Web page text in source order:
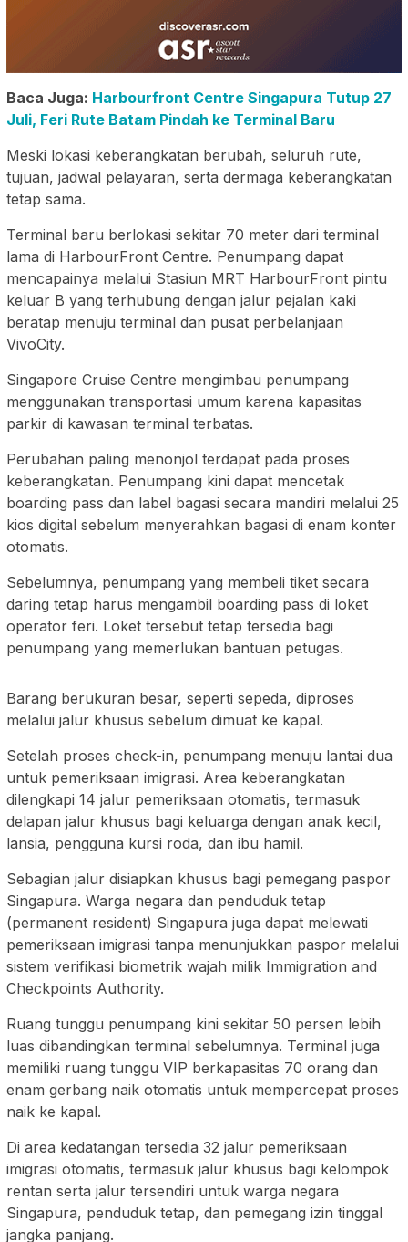
Baca Juga: Harbourfront Centre Singapura Tutup 27
Juli, Feri Rute Batam Pindah ke Terminal Baru
Meski lokasi keberangkatan berubah, seluruh rute,
tujuan, jadwal pelayaran, serta dermaga keberangkatan
tetap sama.
Terminal baru berlokasi sekitar 70 meter dari terminal
lama di HarbourFront Centre. Penumpang dapat
mencapainya melalui Stasiun MRT HarbourFront pintu
keluar B yang terhubung dengan jalur pejalan kaki
beratap menuju terminal dan pusat perbelanjaan
VivoCity.
Singapore Cruise Centre mengimbau penumpang
menggunakan transportasi umum karena kapasitas
parkir di kawasan terminal terbatas.
Perubahan paling menonjol terdapat pada proses
keberangkatan. Penumpang kini dapat mencetak
boarding pass dan label bagasi secara mandiri melalui 25
kios digital sebelum menyerahkan bagasi di enam konter
otomatis.
Sebelumnya, penumpang yang membeli tiket secara
daring tetap harus mengambil boarding pass di loket
operator feri. Loket tersebut tetap tersedia bagi
penumpang yang memerlukan bantuan petugas.
Barang berukuran besar, seperti sepeda, diproses
melalui jalur khusus sebelum dimuat ke kapal.
Setelah proses check-in, penumpang menuju lantai dua
untuk pemeriksaan imigrasi. Area keberangkatan
dilengkapi 14 jalur pemeriksaan otomatis, termasuk
delapan jalur khusus bagi keluarga dengan anak kecil,
lansia, pengguna kursi roda, dan ibu hamil.
Sebagian jalur disiapkan khusus bagi pemegang paspor
Singapura. Warga negara dan penduduk tetap
(permanent resident) Singapura juga dapat melewati
pemeriksaan imigrasi tanpa menunjukkan paspor melalui
sistem verifikasi biometrik wajah milik Immigration and
Checkpoints Authority.
Ruang tunggu penumpang kini sekitar 50 persen lebih
luas dibandingkan terminal sebelumnya. Terminal juga
memiliki ruang tunggu VIP berkapasitas 70 orang dan
enam gerbang naik otomatis untuk mempercepat proses
naik ke kapal.
Di area kedatangan tersedia 32 jalur pemeriksaan
imigrasi otomatis, termasuk jalur khusus bagi kelompok
rentan serta jalur tersendiri untuk warga negara
Singapura, penduduk tetap, dan pemegang izin tinggal
jangka panjang.